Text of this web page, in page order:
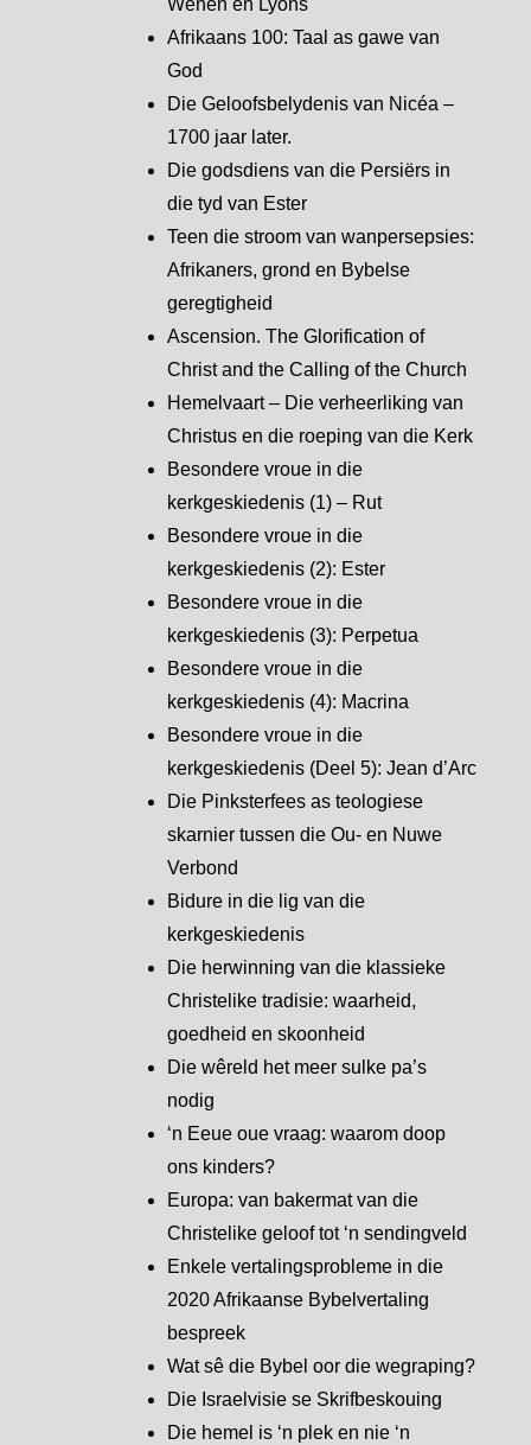
Wenen en Lyons
Afrikaans 100: Taal as gawe van
God
Die Geloofsbelydenis van Nicéa –
1700 jaar later.
Die godsdiens van die Persiërs in
die tyd van Ester
Teen die stroom van wanpersepsies:
Afrikaners, grond en Bybelse
geregtigheid
Ascension. The Glorification of
Christ and the Calling of the Church
Hemelvaart – Die verheerliking van
Christus en die roeping van die Kerk
Besondere vroue in die
kerkgeskiedenis (1) – Rut
Besondere vroue in die
kerkgeskiedenis (2): Ester
Besondere vroue in die
kerkgeskiedenis (3): Perpetua
Besondere vroue in die
kerkgeskiedenis (4): Macrina
Besondere vroue in die
kerkgeskiedenis (Deel 5): Jean d’Arc
Die Pinksterfees as teologiese
skarnier tussen die Ou- en Nuwe
Verbond
Bidure in die lig van die
kerkgeskiedenis
Die herwinning van die klassieke
Christelike tradisie: waarheid,
goedheid en skoonheid
Die wêreld het meer sulke pa’s
nodig
‘n Eeue oue vraag: waarom doop
ons kinders?
Europa: van bakermat van die
Christelike geloof tot ‘n sendingveld
Enkele vertalingsprobleme in die
2020 Afrikaanse Bybelvertaling
bespreek
Wat sê die Bybel oor die wegraping?
Die Israelvisie se Skrifbeskouing
Die hemel is ‘n plek en nie ‘n